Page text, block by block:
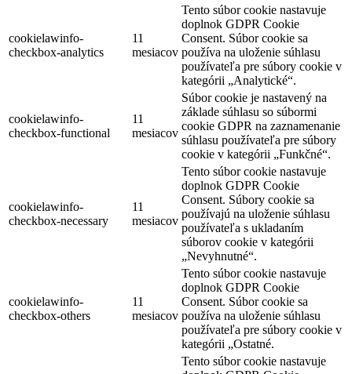
cookielawinfo-
checkbox-analytics
11
mesiacov
Tento súbor cookie nastavuje
doplnok GDPR Cookie
Consent. Súbor cookie sa
používa na uloženie súhlasu
používateľa pre súbory cookie v
kategórii „Analytické“.
cookielawinfo-
checkbox-functional
11
mesiacov
Súbor cookie je nastavený na
základe súhlasu so súbormi
cookie GDPR na zaznamenanie
súhlasu používateľa pre súbory
cookie v kategórii „Funkčné“.
cookielawinfo-
checkbox-necessary
11
mesiacov
Tento súbor cookie nastavuje
doplnok GDPR Cookie
Consent. Súbory cookie sa
používajú na uloženie súhlasu
používateľa s ukladaním
súborov cookie v kategórii
„Nevyhnutné“.
cookielawinfo-
checkbox-others
11
mesiacov
Tento súbor cookie nastavuje
doplnok GDPR Cookie
Consent. Súbor cookie sa
používa na uloženie súhlasu
používateľa pre súbory cookie v
kategórii „Ostatné.
Tento súbor cookie nastavuje